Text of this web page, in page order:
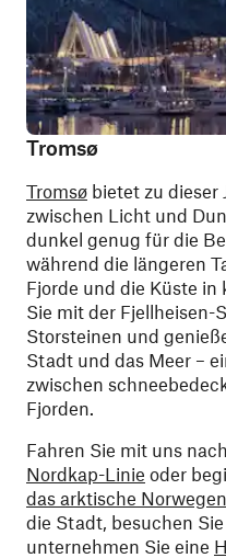
Tromsø
Tromsø bietet zu dieser
zwischen Licht und
dunkel genug für die
während die längeren
Fjorde und die Küste in
Sie mit der Fjellheisen-
Storsteinen und
Stadt und das Meer –
zwischen
Fjorden.
Fahren Sie mit uns
Nordkap-Linie oder
das arktische
die Stadt, besuchen
unternehmen Sie eine